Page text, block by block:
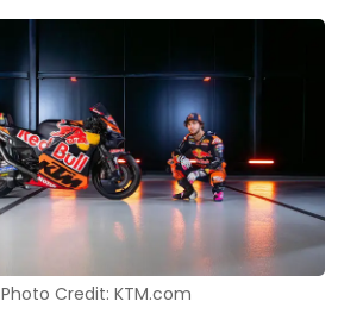
Photo Credit: KTM.com